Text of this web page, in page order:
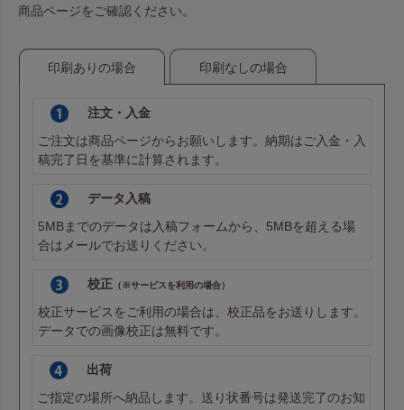
商品ページをご確認ください。
印刷ありの場合 印刷なしの場合
注文・入金
ご注文は商品ページからお願いします。納期はご入金・入
稿完了日を基準に計算されます。
データ入稿
5MBまでのデータは 入稿フォームから、5MBを超える場
合は メールでお送りください。
校正 （※サービスを利用の場合）
校正サービスをご利用の場合は、校正品をお送りします。
データでの画像校正は無料です。
出荷
ご指定の場所へ納品します。送り状番号は発送完了のお知